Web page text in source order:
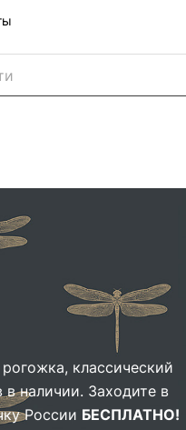
классический
в наличии. Заходите в
России БЕСПЛАТНО!